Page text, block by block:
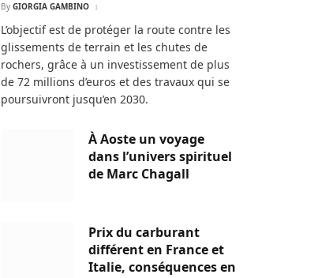
By GIORGIA GAMBINO
L’objectif est de protéger la route contre les
glissements de terrain et les chutes de
rochers, grâce à un investissement de plus
de 72 millions d’euros et des travaux qui se
poursuivront jusqu’en 2030.
À Aoste un voyage
dans l’univers spirituel
de Marc Chagall
Prix du carburant
différent en France et
Italie, conséquences en